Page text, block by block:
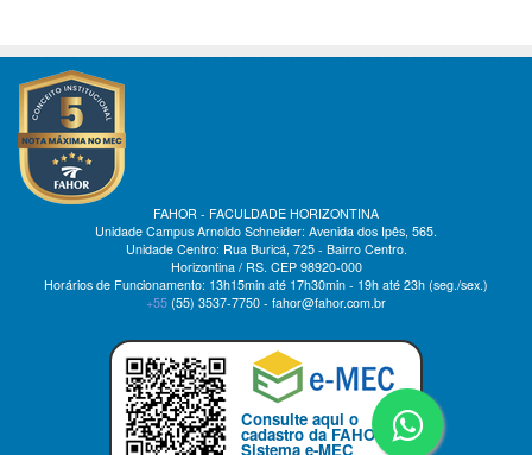
FAHOR - FACULDADE HORIZONTINA
Unidade Campus Arnoldo Schneider: Avenida dos Ipês, 565.
Unidade Centro: Rua Buricá, 725 - Bairro Centro.
Horizontina / RS. CEP 98920-000
Horários de Funcionamento: 13h15min até 17h30min - 19h até 23h (seg./sex.)
+55 (55) 3537-7750 - fahor@fahor.com.br
Consulte aqui o
cadastro da FAHOR no
Sistema e-MEC